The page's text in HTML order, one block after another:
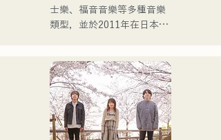
士樂、福音音樂等多種音樂
類型，並於2011年在日本出
心，在各種媒體上亮相，也
參與了許多企業廣告歌曲和
電影的製作。
2014年至2017年，她以東京
為據點，活躍於多個領域，